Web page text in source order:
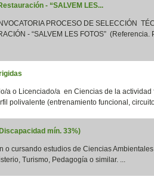
- “SALVEM LES...
PROCESO DE SELECCIÓN
- “SALVEM LES FOTOS” (Referencia.
a o Licenciado/a en Ciencias de la actividad
polivalente (entrenamiento funcional,
mín. 33%)
o cursando estudios de Ciencias
Turismo, Pedagogía o similar. ...